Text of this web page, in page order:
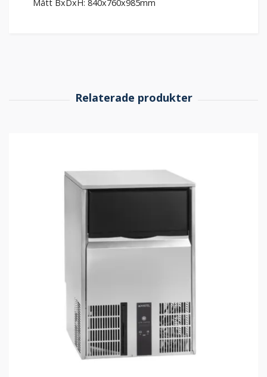
Mått BxDxH: 840x760x985mm